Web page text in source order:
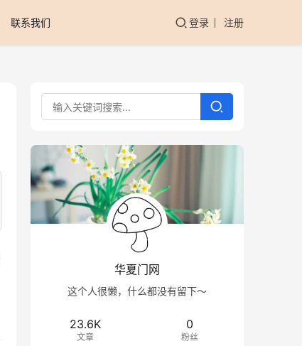
联系我们 登录 注册
华夏门网
这个人很懒，什么都没有留下～
23.6K
文章
0
粉丝